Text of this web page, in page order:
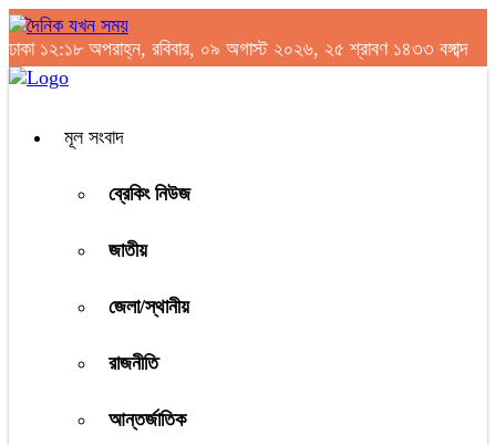
ঢাকা ১২:১৮ অপরাহ্ন, রবিবার, ০৯ অগাস্ট ২০২৬, ২৫ শ্রাবণ ১৪৩৩ বঙ্গাব্দ
মূল সংবাদ
ব্রেকিং নিউজ
জাতীয়
জেলা/স্থানীয়
রাজনীতি
আন্তর্জাতিক